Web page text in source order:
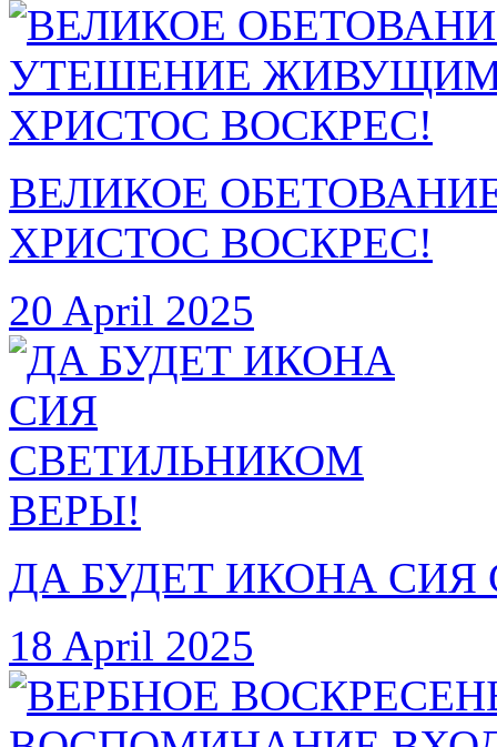
ВЕЛИКОЕ
ХРИСТОС ВОСКРЕС!
20 April 2025
ДА БУДЕТ ИКОНА
18 April 2025